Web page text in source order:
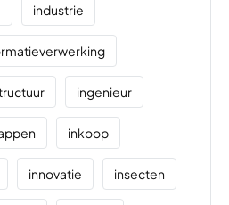
industrie
ingenieur
inkoop
innovatie insecten